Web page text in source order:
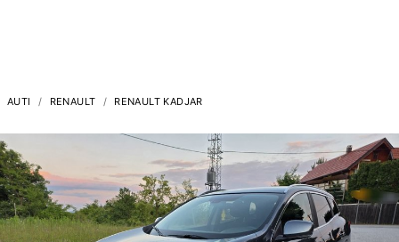
AUTI RENAULT RENAULT KADJAR